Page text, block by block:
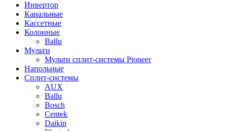
Инвертор
Канальные
Кассетные
Колонные
Ballu
Мульти
Мульти сплит-системы Pioneer
Напольные
Сплит-системы
AUX
Ballu
Bosch
Centek
Daikin